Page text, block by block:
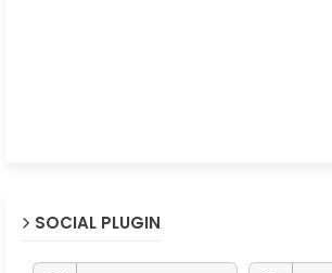
SOCIAL PLUGIN